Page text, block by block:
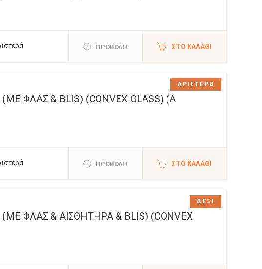
ΠΡΟΒΟΛΗ ΣΤΟ ΚΑΛΆΘΙ
ΦΛΑΣ & BLIS) (CONVEX GLASS) (Α
ΠΡΟΒΟΛΗ ΣΤΟ ΚΑΛΆΘΙ
ΑΡΙΣΤΕΡΟ
ΦΛΑΣ & ΑΙΣΘΗΤΗΡΑ & BLIS) (CONVEX
ΔΕΞΙ